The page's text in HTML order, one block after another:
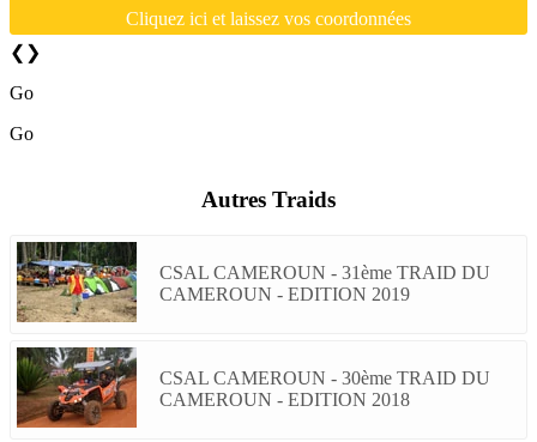
Cliquez ici et laissez vos coordonnées
❮ ❯
Go
Go
Autres Traids
CSAL CAMEROUN - 31ème TRAID DU
CAMEROUN - EDITION 2019
CSAL CAMEROUN - 30ème TRAID DU
CAMEROUN - EDITION 2018